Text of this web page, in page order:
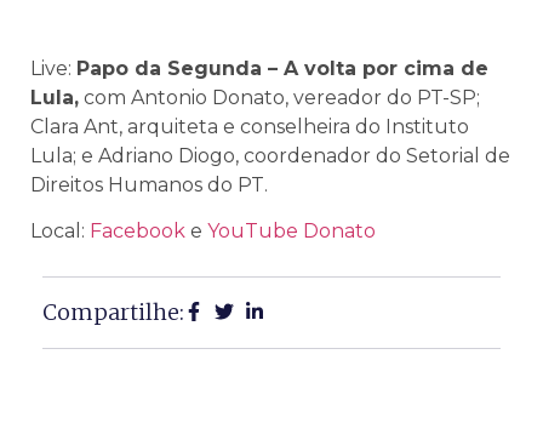
Live: Papo da Segunda – A volta por cima de
Lula, com Antonio Donato, vereador do PT-SP;
Clara Ant, arquiteta e conselheira do Instituto
Lula; e Adriano Diogo, coordenador do Setorial de
Direitos Humanos do PT.
Local: Facebook e YouTube Donato
Compartilhe: